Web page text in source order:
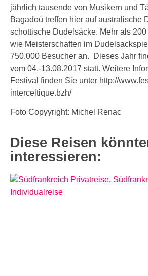
jährlich tausende von Musikern und
Bagadoù treffen hier auf australische
schottische Dudelsäcke. Mehr als
wie Meisterschaften im
750.000 Besucher an. Dieses Jahr
vom 04.-13.08.2017 statt. Weitere
Festival finden Sie unter http://
interceltique.bzh/
Foto Copyyright: Michel Renac
Diese Reisen
interessieren: